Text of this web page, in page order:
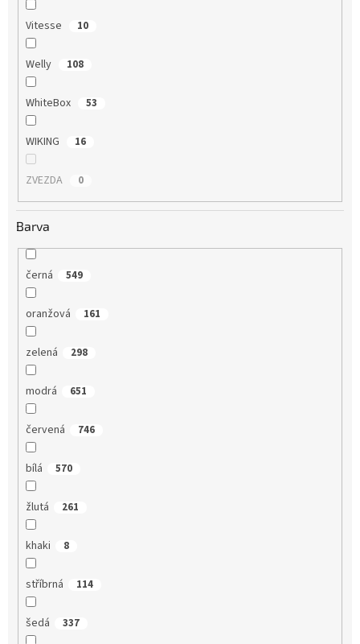
Vitesse 10
Welly 108
WhiteBox 53
WIKING 16
ZVEZDA 0
Barva
černá 549
oranžová 161
zelená 298
modrá 651
červená 746
bílá 570
žlutá 261
khaki 8
stříbrná 114
šedá 337